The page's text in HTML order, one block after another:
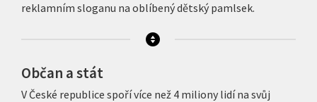
reklamním sloganu na oblíbený dětský pamlsek.
Občan a stát
V České republice spoří více než 4 miliony lidí na svůj